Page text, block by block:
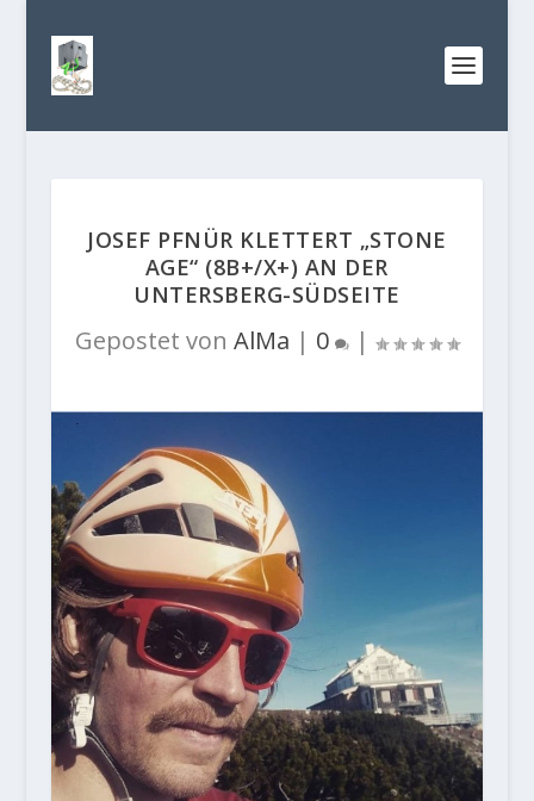
JOSEF PFNÜR KLETTERT „STONE
AGE“ (8B+/X+) AN DER
UNTERSBERG-SÜDSEITE
Gepostet von AlMa | 0 |